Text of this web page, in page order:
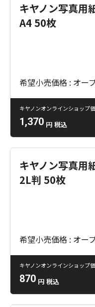
キヤノン写真用
A4 50枚
希望小売価格 : オー
キヤノンオンラインショップ
1,370 円 税込
キヤノン写真用
2L判 50枚
希望小売価格 : オー
キヤノンオンラインショップ
870 円 税込